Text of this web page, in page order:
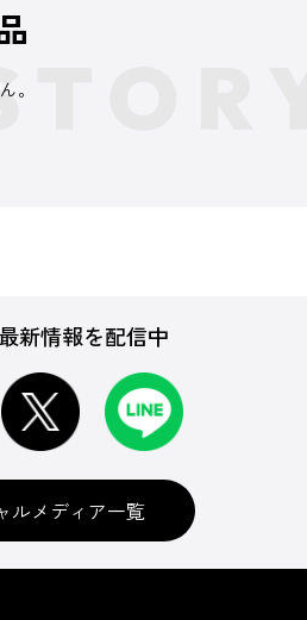
。
新情報を配信中
ルメディア一覧